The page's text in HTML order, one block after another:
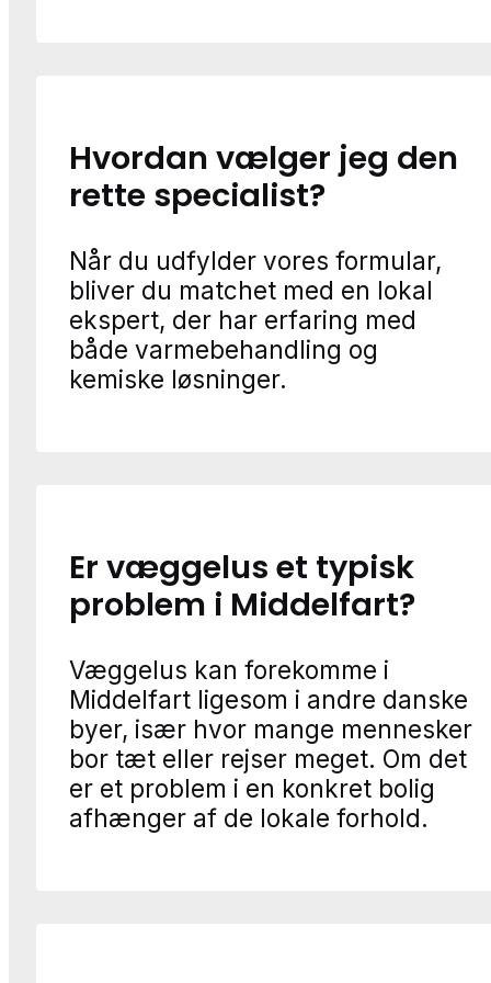
Hvordan vælger jeg den
rette specialist?
Når du udfylder vores formular,
bliver du matchet med en lokal
ekspert, der har erfaring med
både varmebehandling og
kemiske løsninger.
Er væggelus et typisk
problem i Middelfart?
Væggelus kan forekomme i
Middelfart ligesom i andre danske
byer, især hvor mange mennesker
bor tæt eller rejser meget. Om det
er et problem i en konkret bolig
afhænger af de lokale forhold.